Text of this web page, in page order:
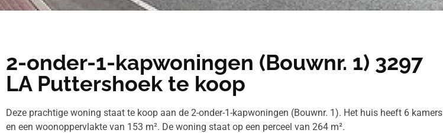
2-onder-1-kapwoningen (Bouwnr. 1) 3297
LA Puttershoek te koop
Deze prachtige woning staat te koop aan de 2-onder-1-kapwoningen (Bouwnr. 1). Het huis heeft 6 kamers
en een woonoppervlakte van 153 m². De woning staat op een perceel van 264 m².